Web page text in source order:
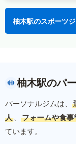
柚木駅のスポーツ
柚木駅のパ
パーソナルジムは、
人 、 フォームや食
ています。